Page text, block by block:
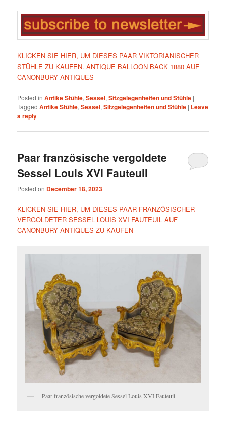
KLICKEN SIE HIER, UM DIESES PAAR VIKTORIANISCHER
STÜHLE ZU KAUFEN. ANTIQUE BALLOON BACK 1880 AUF
CANONBURY ANTIQUES
Posted in Antike Stühle,Sessel,Sitzgelegenheiten und Stühle |
Tagged Antike Stühle,Sessel,Sitzgelegenheiten und Stühle | Leave
a reply
Paar französische vergoldete
Sessel Louis XVI Fauteuil
Posted on December 18, 2023
KLICKEN SIE HIER, UM DIESES PAAR FRANZÖSISCHER
VERGOLDETER SESSEL LOUIS XVI FAUTEUIL AUF
CANONBURY ANTIQUES ZU KAUFEN
Paar französische vergoldete Sessel Louis XVI Fauteuil